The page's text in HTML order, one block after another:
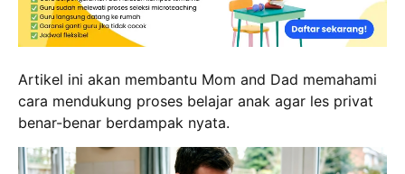
Artikel ini akan membantu Mom and Dad memahami
cara mendukung proses belajar anak agar les privat
benar-benar berdampak nyata.